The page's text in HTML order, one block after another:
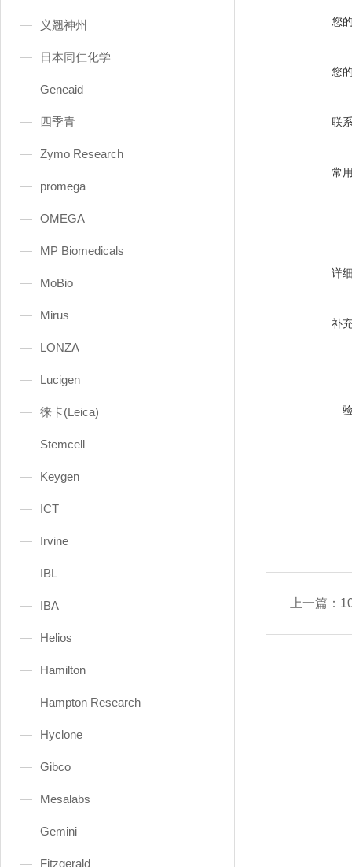
义翘神州
日本同仁化学
Geneaid
四季青
Zymo Research
promega
OMEGA
MP Biomedicals
MoBio
Mirus
LONZA
Lucigen
徕卡(Leica)
Stemcell
Keygen
ICT
Irvine
IBL
IBA
Helios
Hamilton
Hampton Research
Hyclone
Gibco
Mesalabs
Gemini
Fitzgerald
您
您
联
常
详
补
上一篇：